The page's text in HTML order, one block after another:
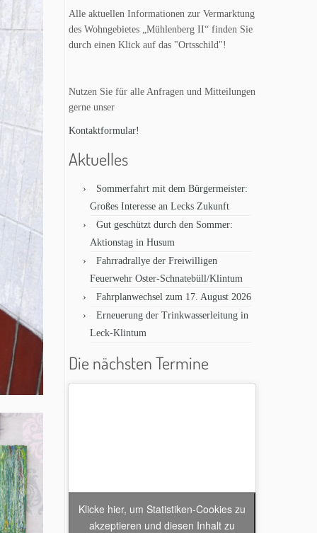
Alle aktuellen Informationen zur Vermarktung
des Wohngebietes „Mühlenberg II“ finden Sie
durch einen Klick auf das "Ortsschild"!
Nutzen Sie für alle Anfragen und Mitteilungen
gerne unser
Kontaktformular!
Aktuelles
Sommerfahrt mit dem Bürgermeister:
Großes Interesse an Lecks Zukunft
Gut geschützt durch den Sommer:
Aktionstag in Husum
Fahrradrallye der Freiwilligen
Feuerwehr Oster-Schnatebüll/Klintum
Fahrplanwechsel zum 17. August 2026
Erneuerung der Trinkwasserleitung in
Leck-Klintum
Die nächsten Termine
Klicke hier, um Statistiken-Cookies zu
akzeptieren und diesen Inhalt zu